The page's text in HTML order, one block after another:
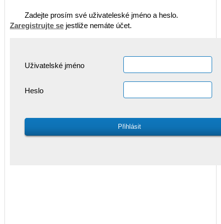
Zadejte prosím své uživateleské jméno a heslo.
Zaregistrujte se jestliže nemáte účet.
Uživatelské jméno
Heslo